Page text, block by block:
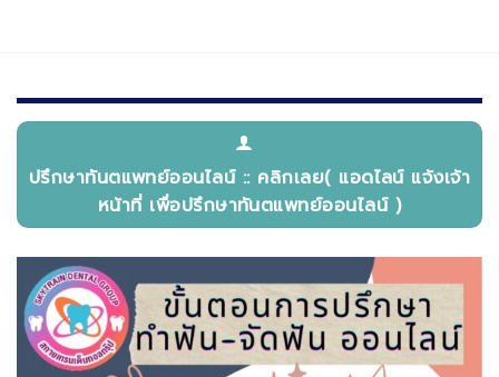
ปรึกษาทันตแพทย์ออนไลน์ :: คลิกเลย( แอดไลน์ แจ้งเจ้า
หน้าที่ เพื่อปรึกษาทันตแพทย์ออนไลน์ )